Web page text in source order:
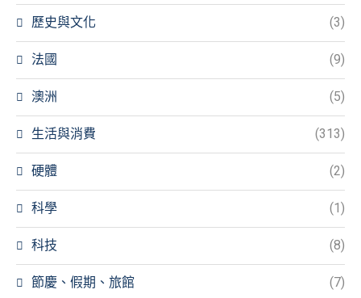
歷史與文化 (3)
法國 (9)
澳洲 (5)
生活與消費 (313)
硬體 (2)
科學 (1)
科技 (8)
節慶、假期、旅館 (7)